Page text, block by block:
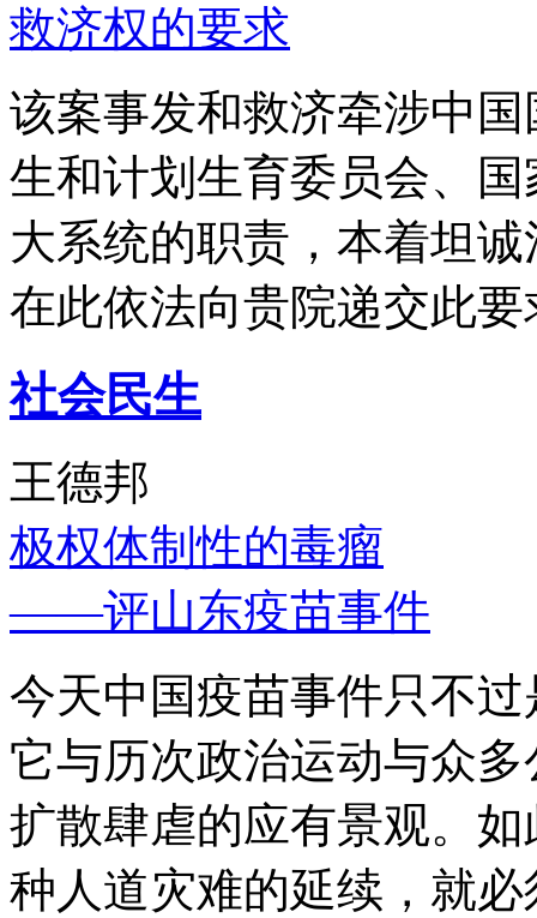
救济权的要求
该案事发和救济牵涉中
生和计划生育委员会、
大系统的职责，本着坦
在此依法向贵院递交此要
社会民生
王德邦
极权体制性的毒瘤
——评山东疫苗事件
今天中国疫苗事件只不
它与历次政治运动与众
扩散肆虐的应有景观。
种人道灾难的延续，就